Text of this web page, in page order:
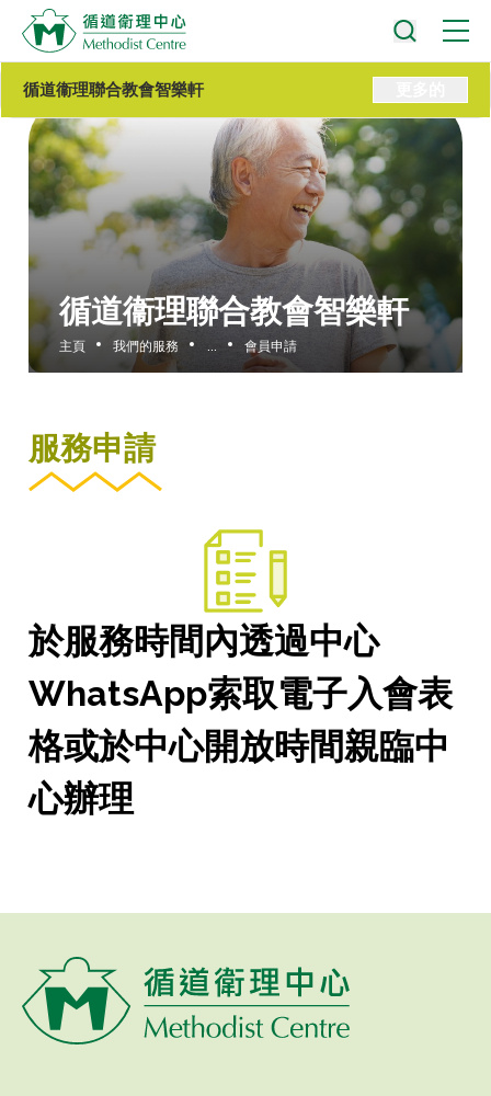
循道衞理聯合教會智樂軒
主頁 我們的服務 會員申請
循道衞理聯合教會智樂軒
服務申請
於服務時間內透過中心
WhatsApp索取電子入會表
格或於中心開放時間親臨中
心辦理